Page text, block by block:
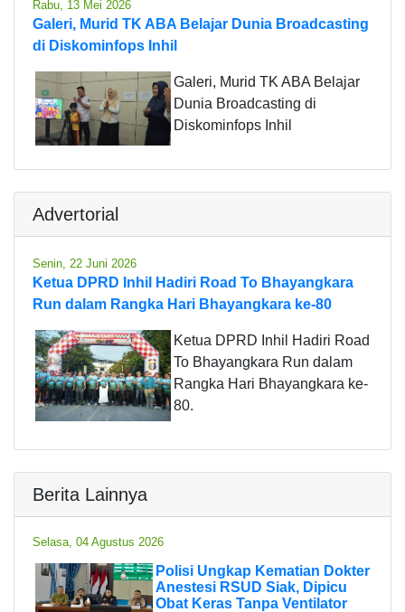
Rabu, 13 Mei 2026
Galeri, Murid TK ABA Belajar Dunia Broadcasting
di Diskominfops Inhil
Galeri, Murid TK ABA Belajar
Dunia Broadcasting di
Diskominfops Inhil
Advertorial
Senin, 22 Juni 2026
Ketua DPRD Inhil Hadiri Road To Bhayangkara
Run dalam Rangka Hari Bhayangkara ke-80
Ketua DPRD Inhil Hadiri Road
To Bhayangkara Run dalam
Rangka Hari Bhayangkara ke-
80.
Berita Lainnya
Selasa, 04 Agustus 2026
Polisi Ungkap Kematian Dokter
Anestesi RSUD Siak, Dipicu
Obat Keras Tanpa Ventilator